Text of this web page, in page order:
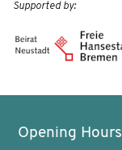
Supported by:
Opening Hours